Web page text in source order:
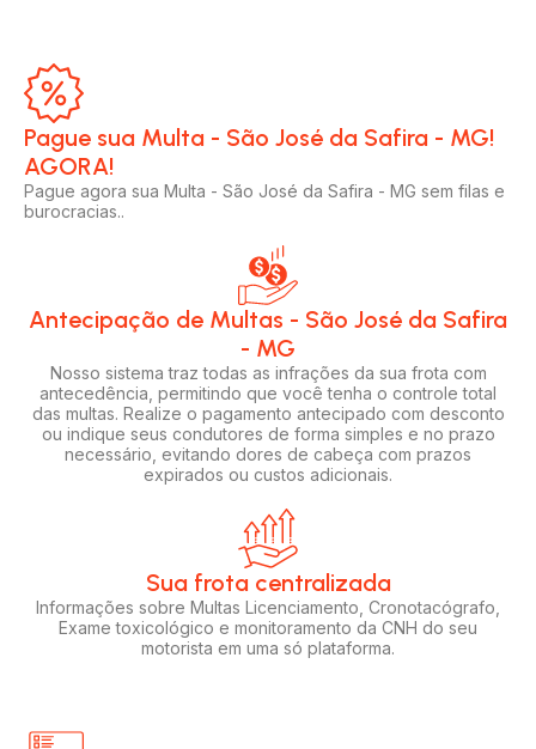
Pague sua Multa - São José da Safira - MG!
AGORA!​
Pague agora sua Multa - São José da Safira - MG sem filas e
burocracias..
Antecipação de Multas - São José da Safira
- MG
Nosso sistema traz todas as infrações da sua frota com
antecedência, permitindo que você tenha o controle total
das multas. Realize o pagamento antecipado com desconto
ou indique seus condutores de forma simples e no prazo
necessário, evitando dores de cabeça com prazos
expirados ou custos adicionais.
Sua frota centralizada​
Informações sobre Multas Licenciamento, Cronotacógrafo,
Exame toxicológico e monitoramento da CNH do seu
motorista em uma só plataforma.